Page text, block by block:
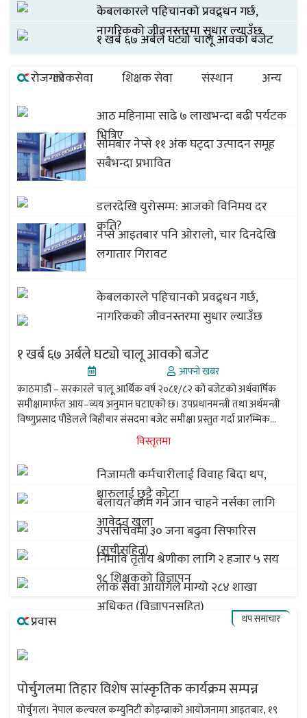
केबलकारले पहिचानको प्रवद्र्धन गर्छ,
नागरिकको जीवनस्तरमा सुधार ल्याउँछ
१ खर्ब ६७ अर्बले घट्यो चालू आवको बजेट
रोजगारलोकसेवा शिक्षक सेवा संस्थान
अन्य
आठ महिनामा साढे ७ लाखभन्दा बढी पर्यटक
भित्रिए
सोमबार नेप्से ११ अंक घट्दा उत्पादन समूह
सबैभन्दा प्रभावित
डलरदेखि युरोसम्म: आजको विनिमय दर
कति?
नेप्से आइतबार पनि ओरालो, चार दिनदेखि
लगातार गिरावट
केबलकारले पहिचानको प्रवद्र्धन गर्छ,
नागरिकको जीवनस्तरमा सुधार ल्याउँछ
१ खर्ब ६७ अर्बले घट्यो चालू आवको बजेट
आफ्नो खबर
काठमाडौं – सरकारले चालू आर्थिक वर्ष २०८१/८२ को बजेटको अर्धवार्षिक
समीक्षामार्फत आय–व्यय अनुमान घटाएको छ। उपप्रधानमन्त्री तथा अर्थमन्त्री
विष्णुप्रसाद पौडेलले बिहीबार संसदमा बजेट समीक्षा प्रस्तुत गर्दा प्रारम्भिक
अनुमान अनुसार १८ खर्ब ६० अर्ब ३० करोड ३० लाख रुपैयाँ खर्च हुने...
विस्तृतमा
निजामती कर्मचारीलाई विवाह बिदा थप,
थारुलाई छुट्टै कोटा
बेलायत काम गर्न जान चाहने नर्सका लागि
आवेदन खुला
उपसचिवमा ३० जना बढुवा सिफारिस
(सूचीसहित)
निमावि तृतीय श्रेणीका लागि २ हजार ५ सय
९८ शिक्षकको विज्ञापन
लोक सेवा आयोगले माग्यो २८४ शाखा
अधिकृत (विज्ञापनसहित)
प्रवास थप समाचार
पोर्चुगलमा तिहार विशेष सांस्कृतिक कार्यक्रम सम्पन्न
पोर्चुगल। नेपाल कल्चरल कम्युनिटी कोइम्ब्राको आयोजनामा आइतबार, १९